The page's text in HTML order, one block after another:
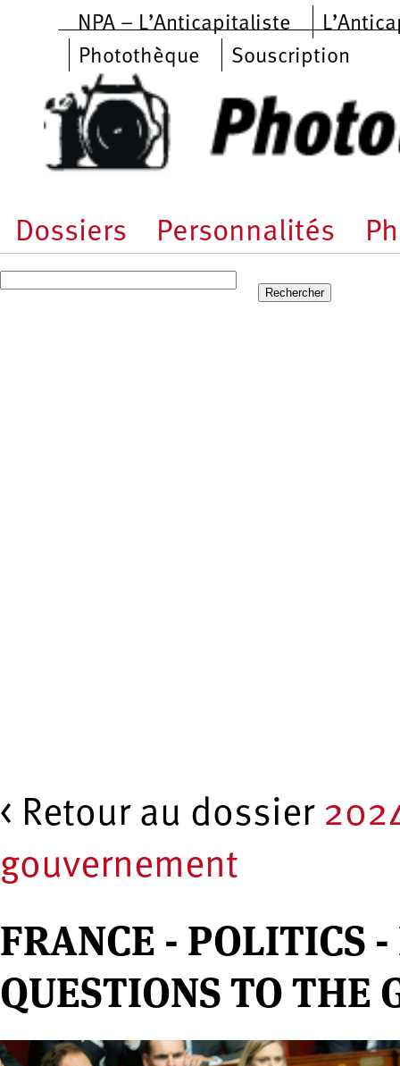
Aller au contenu principal
NPA – L’Anticapitaliste
Photothèque
Souscription
Dossiers Personnalités
< Retour au dossier
gouvernement
FRANCE - POLITICS
QUESTIONS TO THE